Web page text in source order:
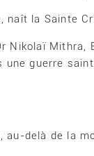
la Sainte
Mithra,
guerre
delà de la